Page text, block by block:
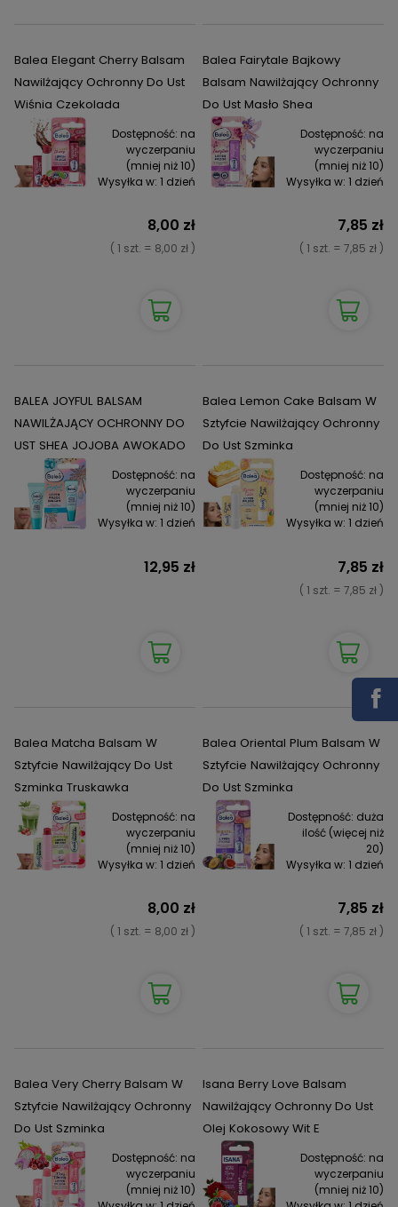
Balea Elegant Cherry Balsam
Nawilżający Ochronny Do Ust
Wiśnia Czekolada
Dostępność: na
wyczerpaniu
(mniej niż 10)
Wysyłka w: 1 dzień
8,00 zł
( 1 szt. = 8,00 zł )
Balea Fairytale Bajkowy
Balsam Nawilżający Ochronny
Do Ust Masło Shea
Dostępność: na
wyczerpaniu
(mniej niż 10)
Wysyłka w: 1 dzień
7,85 zł
( 1 szt. = 7,85 zł )
BALEA JOYFUL BALSAM
NAWILŻAJĄCY OCHRONNY DO
UST SHEA JOJOBA AWOKADO
Dostępność: na
wyczerpaniu
(mniej niż 10)
Wysyłka w: 1 dzień
12,95 zł
Balea Lemon Cake Balsam W
Sztyfcie Nawilżający Ochronny
Do Ust Szminka
Dostępność: na
wyczerpaniu
(mniej niż 10)
Wysyłka w: 1 dzień
7,85 zł
( 1 szt. = 7,85 zł )
Balea Matcha Balsam W
Sztyfcie Nawilżający Do Ust
Szminka Truskawka
Dostępność: na
wyczerpaniu
(mniej niż 10)
Wysyłka w: 1 dzień
8,00 zł
( 1 szt. = 8,00 zł )
Balea Oriental Plum Balsam W
Sztyfcie Nawilżający Ochronny
Do Ust Szminka
Dostępność: duża
ilość (więcej niż
20)
Wysyłka w: 1 dzień
7,85 zł
( 1 szt. = 7,85 zł )
Balea Very Cherry Balsam W
Sztyfcie Nawilżający Ochronny
Do Ust Szminka
Dostępność: na
wyczerpaniu
(mniej niż 10)
Isana Berry Love Balsam
Nawilżający Ochronny Do Ust
Olej Kokosowy Wit E
Dostępność: na
wyczerpaniu
(mniej niż 10)